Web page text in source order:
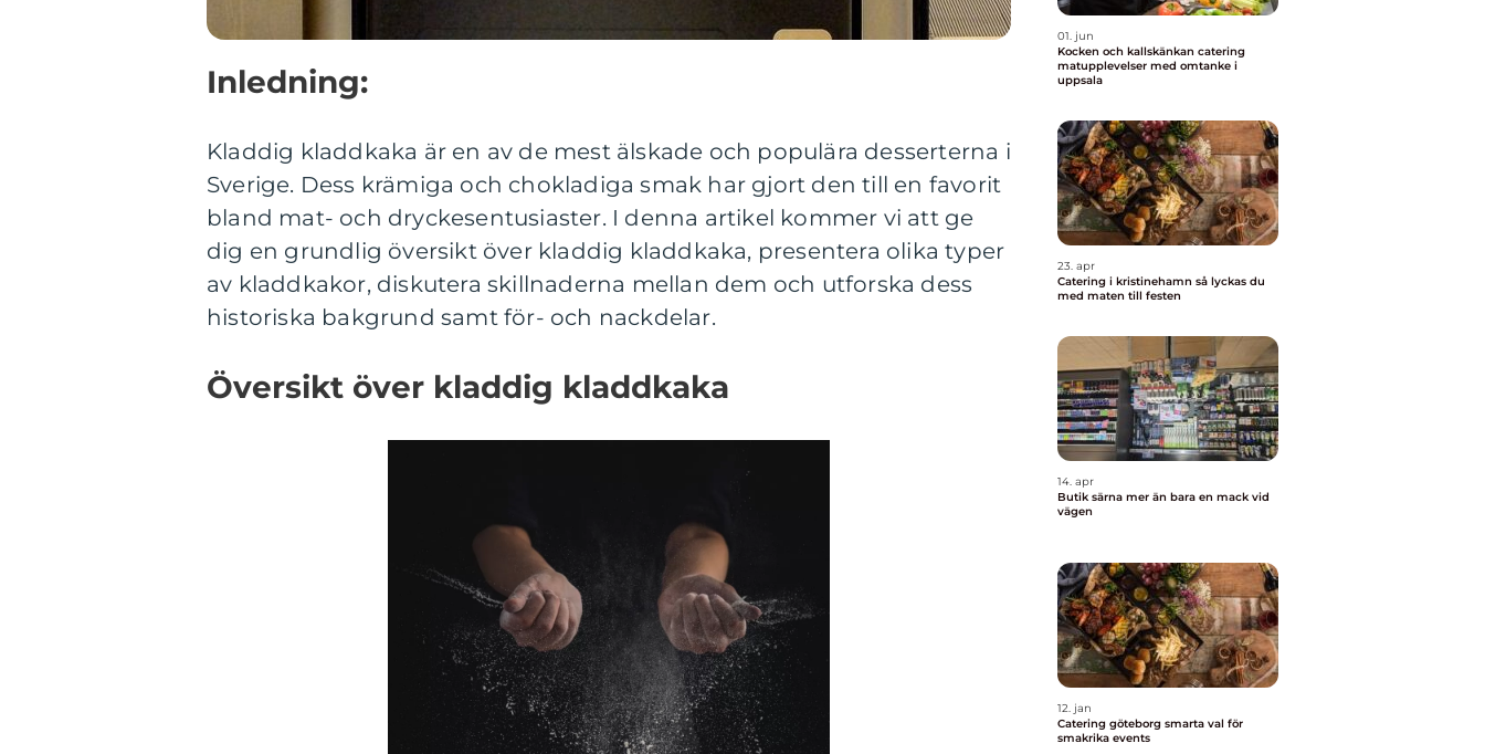
Inledning:
Kladdig kladdkaka är en av de mest älskade och populära desserterna i
Sverige. Dess krämiga och chokladiga smak har gjort den till en favorit
bland mat- och dryckesentusiaster. I denna artikel kommer vi att ge
dig en grundlig översikt över kladdig kladdkaka, presentera olika typer
av kladdkakor, diskutera skillnaderna mellan dem och utforska dess
historiska bakgrund samt för- och nackdelar.
Översikt över kladdig kladdkaka
01. jun
Kocken och kallskänkan catering
matupplevelser med omtanke i
uppsala
23. apr
Catering i kristinehamn så lyckas du
med maten till festen
14. apr
Butik särna mer än bara en mack vid
vägen
12. jan
Catering göteborg smarta val för
smakrika events